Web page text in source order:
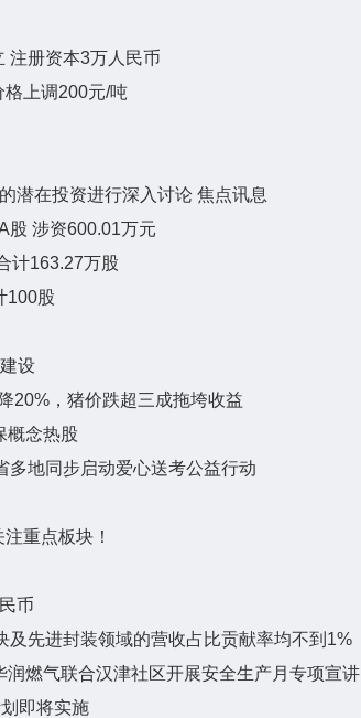
注册资本3万人民币
上调200元/吨
潜在投资进行深入讨论 焦点讯息
股 涉资600.01万元
计163.27万股
100股
设
20%，猪价跌超三成拖垮收益
概念热股
多地同步启动爱心送考公益行动
重点板块！
币
先进封装领域的营收占比贡献率均不到1%
润燃气联合汉津社区开展安全生产月专项宣讲
即将实施